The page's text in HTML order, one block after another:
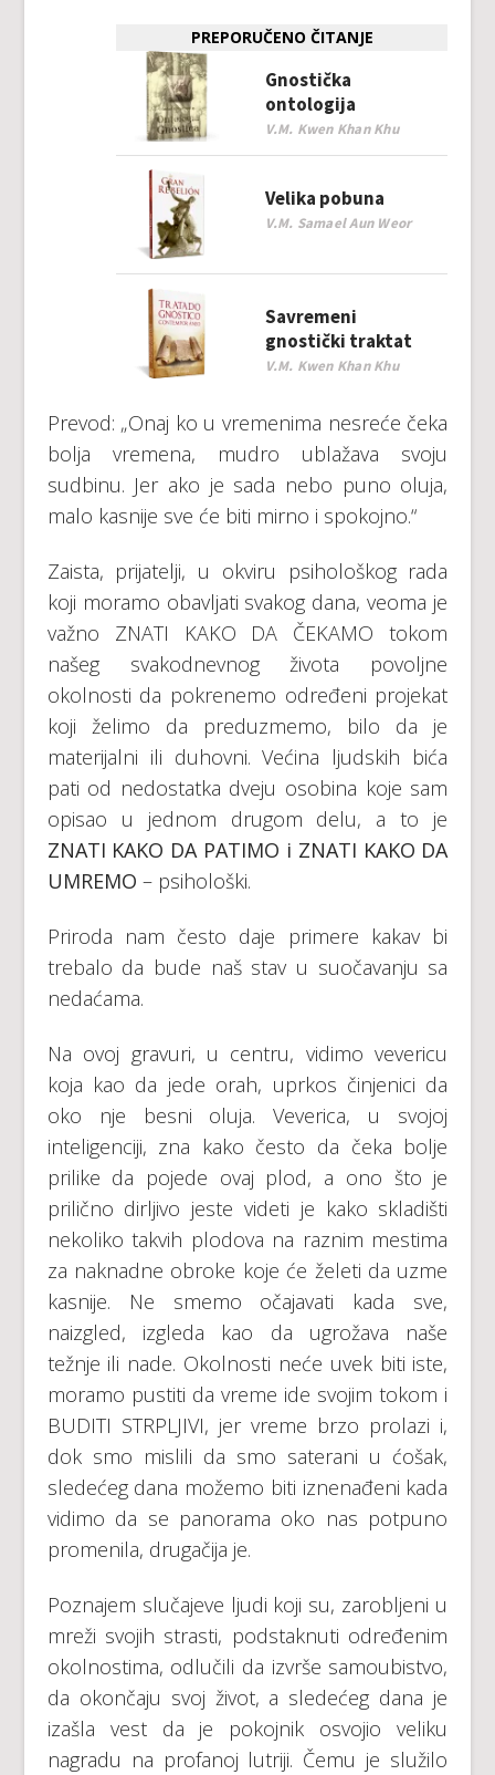
PREPORUČENO ČITANJE
Gnostička
ontologija
V.M. Kwen Khan Khu
Velika pobuna
V.M. Samael Aun Weor
Savremeni
gnostički traktat
V.M. Kwen Khan Khu
Prevod: „Onaj ko u vremenima nesreće čeka
bolja vremena, mudro ublažava svoju
sudbinu. Jer ako je sada nebo puno oluja,
malo kasnije sve će biti mirno i spokojno.“
Zaista, prijatelji, u okviru psihološkog rada
koji moramo obavljati svakog dana, veoma je
važno ZNATI KAKO DA ČEKAMO tokom
našeg svakodnevnog života povoljne
okolnosti da pokrenemo određeni projekat
koji želimo da preduzmemo, bilo da je
materijalni ili duhovni. Većina ljudskih bića
pati od nedostatka dveju osobina koje sam
opisao u jednom drugom delu, a to je
ZNATI KAKO DA PATIMO i ZNATI KAKO DA
UMREMO – psihološki.
Priroda nam često daje primere kakav bi
trebalo da bude naš stav u suočavanju sa
nedaćama.
Na ovoj gravuri, u centru, vidimo vevericu
koja kao da jede orah, uprkos činjenici da
oko nje besni oluja. Veverica, u svojoj
inteligenciji, zna kako često da čeka bolje
prilike da pojede ovaj plod, a ono što je
prilično dirljivo jeste videti je kako skladišti
nekoliko takvih plodova na raznim mestima
za naknadne obroke koje će želeti da uzme
kasnije. Ne smemo očajavati kada sve,
naizgled, izgleda kao da ugrožava naše
težnje ili nade. Okolnosti neće uvek biti iste,
moramo pustiti da vreme ide svojim tokom i
BUDITI STRPLJIVI, jer vreme brzo prolazi i,
dok smo mislili da smo saterani u ćošak,
sledećeg dana možemo biti iznenađeni kada
vidimo da se panorama oko nas potpuno
promenila, drugačija je.
Poznajem slučajeve ljudi koji su, zarobljeni u
mreži svojih strasti, podstaknuti određenim
okolnostima, odlučili da izvrše samoubistvo,
da okončaju svoj život, a sledećeg dana je
izašla vest da je pokojnik osvojio veliku
nagradu na profanoj lutriji. Čemu je služilo